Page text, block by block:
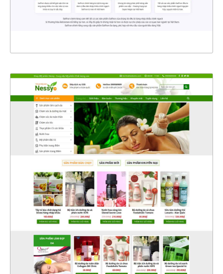
XEM THỰC TẾ
4376
CHI TIẾT
XEM THỰC TẾ